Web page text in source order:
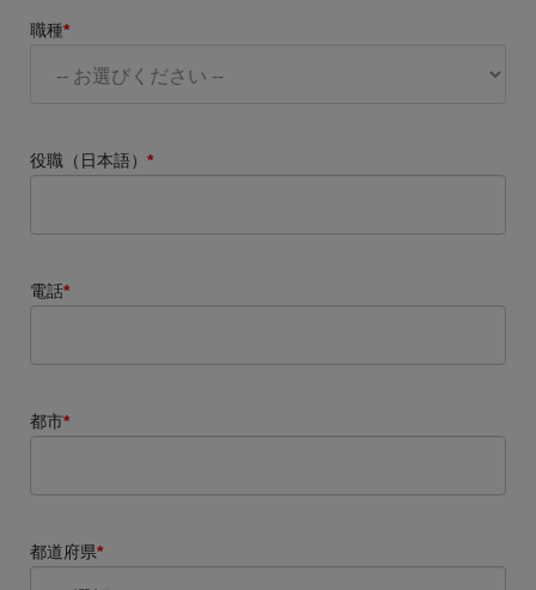
職種*
役職（日本語） *
電話*
都市*
都道府県*